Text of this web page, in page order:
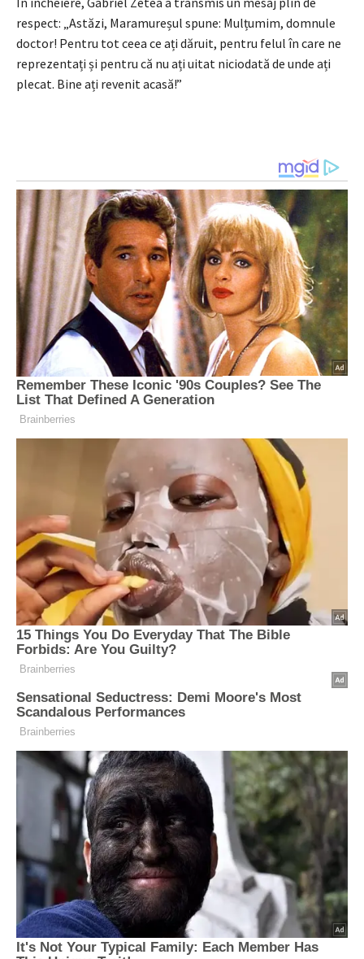
respect: „Astăzi, Maramureșul spune: Mulțumim, domnule
doctor! Pentru tot ceea ce ați dăruit, pentru felul în care ne
reprezentați și pentru că nu ați uitat niciodată de unde ați
plecat. Bine ați revenit acasă!”